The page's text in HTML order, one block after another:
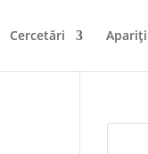
Cercetări